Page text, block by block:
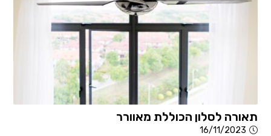
תאורה לסלון הכוללת מאוורר
16/11/2023